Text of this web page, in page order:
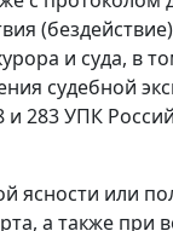
и суда, в
судебной
и 283УПК
ясности или
а также при